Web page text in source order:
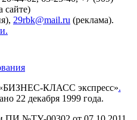
сайте)
29rbk@mail.ru (реклама).
КЛАСС экспресс».
22 декабря 1999 года.